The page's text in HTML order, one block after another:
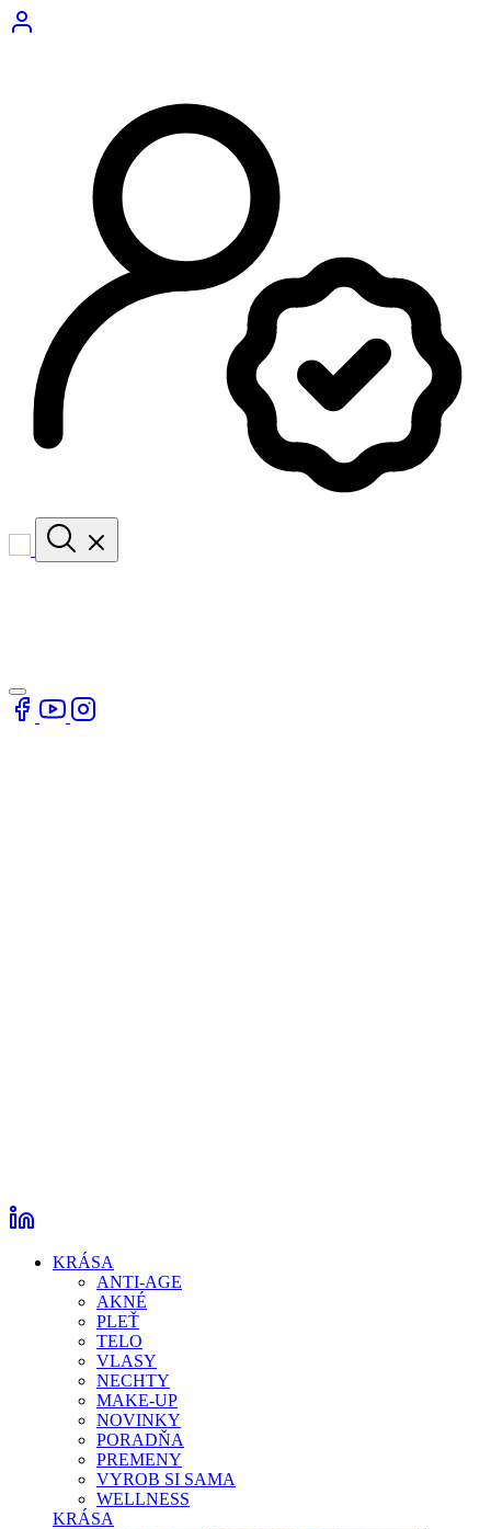
KRÁSA
ANTI-AGE
AKNÉ
PLEŤ
TELO
VLASY
NECHTY
MAKE-UP
NOVINKY
PORADŇA
PREMENY
VYROB SI SAMA
WELLNESS
KRÁSA